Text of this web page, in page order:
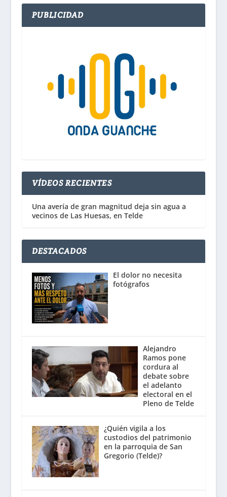
PUBLICIDAD
VÍDEOS RECIENTES
Una avería de gran magnitud deja sin agua a
vecinos de Las Huesas, en Telde
DESTACADOS
El dolor no necesita
fotógrafos
Alejandro
Ramos pone
cordura al
debate sobre
el adelanto
electoral en el
Pleno de Telde
¿Quién vigila a los
custodios del patrimonio
en la parroquia de San
Gregorio (Telde)?